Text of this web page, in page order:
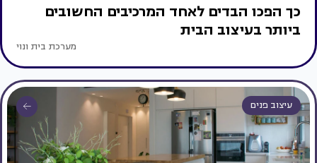
כך הפכו הבדים לאחד המרכיבים החשובים
ביותר בעיצוב הבית
מערכת בית ונוי
עיצוב פנים